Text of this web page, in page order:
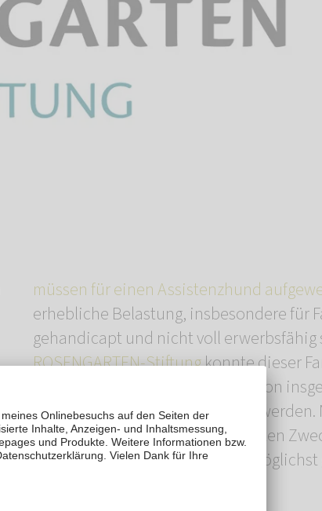
müssen für einen Assistenzhund
erhebliche Belastung, insbesondere für
gehandicapt und nicht voll erwerbsfähig
ROSENGARTEN-Stiftungkonnte dieser
weiteren helfen. Förderzusagen von
konnten bereits ausgesprochen werden.
Spendengelderfließen in den guten
Personalkosten und mit Abzug